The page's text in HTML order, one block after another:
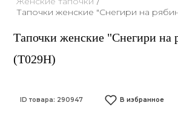
Тапочки женские "Снегири на
Тапочки женские "Снегири на
(Т029Н)
ID товара: 290947 В избранное